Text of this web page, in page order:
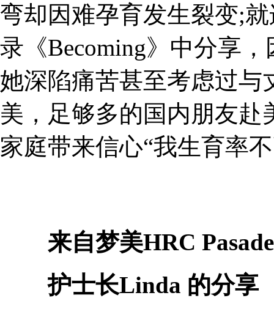
弯却因难孕育发生裂变;
录《Becoming》中分享
她深陷痛苦甚至考虑过与
美，足够多的国内朋友
家庭带来信心“我生育率
来自梦美HRC
护士长Linda 的分享